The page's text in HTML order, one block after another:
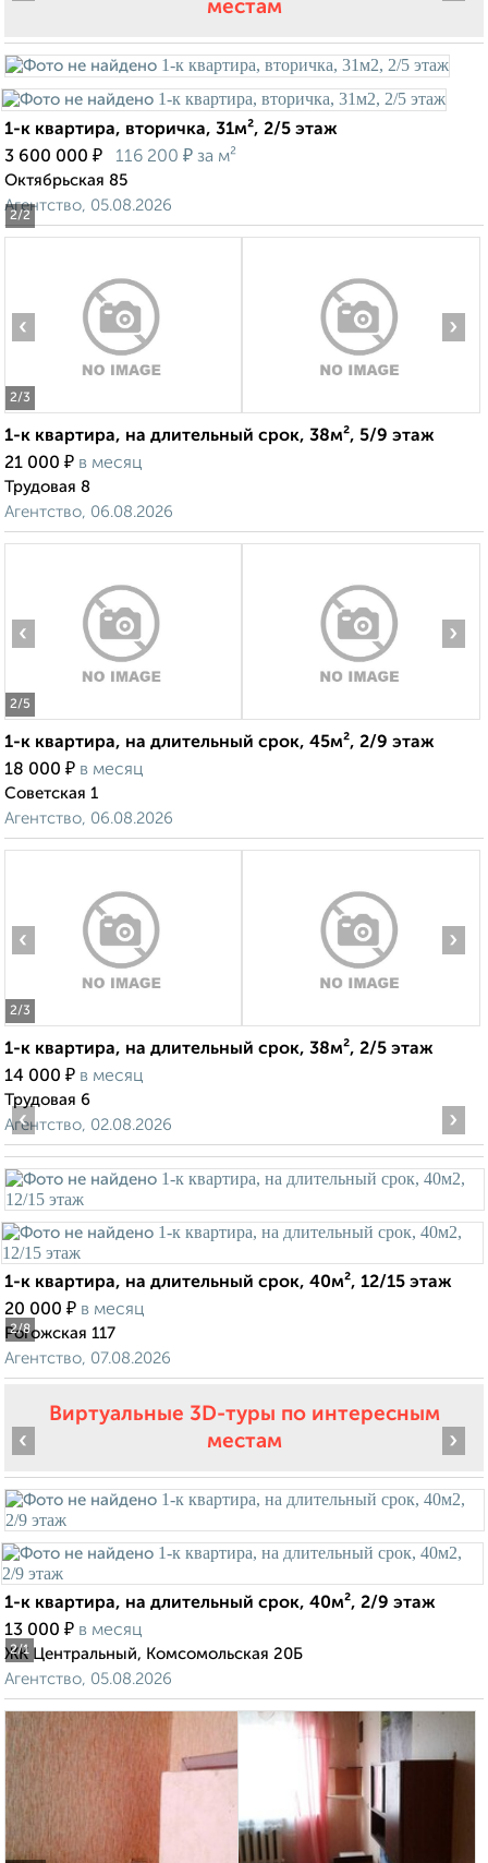
местам
2/2
1-к квартира, вторичка, 31м², 2/5 этаж
3 600 000 ₽ 116 200 ₽ за м²
Октябрьская 85
Агентство, 05.08.2026
2/3
‹ ›
1-к квартира, на длительный срок, 38м², 5/9 этаж
21 000 ₽ в месяц
Трудовая 8
Агентство, 06.08.2026
2/5
‹ ›
1-к квартира, на длительный срок, 45м², 2/9 этаж
18 000 ₽ в месяц
Советская 1
Агентство, 06.08.2026
2/3
‹ ›
1-к квартира, на длительный срок, 38м², 2/5 этаж
14 000 ₽ в месяц
Трудовая 6
Агентство, 02.08.2026
2/8
‹ ›
1-к квартира, на длительный срок, 40м², 12/15 этаж
20 000 ₽ в месяц
Рогожская 117
Агентство, 07.08.2026
Виртуальные 3D-туры по интересным
местам
2/1
‹ ›
1-к квартира, на длительный срок, 40м², 2/9 этаж
13 000 ₽ в месяц
ЖК Центральный, Комсомольская 20Б
Агентство, 05.08.2026